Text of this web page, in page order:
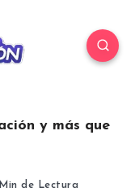
y más que
de Lectura